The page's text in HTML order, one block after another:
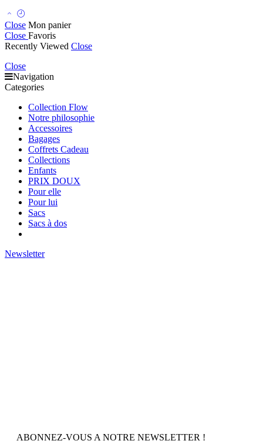
Close Mon panier
Close Favoris
Recently Viewed Close
Close
Navigation
Categories
Collection Flow
Notre philosophie
Accessoires
Bagages
Coffrets Cadeau
Collections
Enfants
PRIX DOUX
Pour elle
Pour lui
Sacs
Sacs à dos
Newsletter
ABONNEZ-VOUS A NOTRE NEWSLETTER !